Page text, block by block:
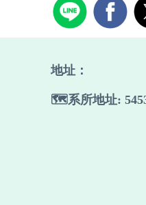
地址：
🗺️系所地址: